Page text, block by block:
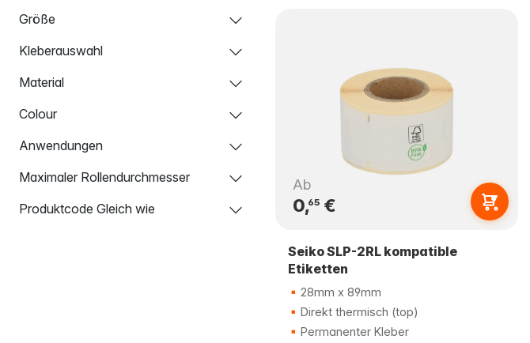
Größe
Kleberauswahl
Material
Colour
Anwendungen
Maximaler Rollendurchmesser
Produktcode Gleich wie
Ab
0,65€
Seiko SLP-2RL kompatible
Etiketten
28mm x 89mm
Direkt thermisch (top)
Permanenter Kleber